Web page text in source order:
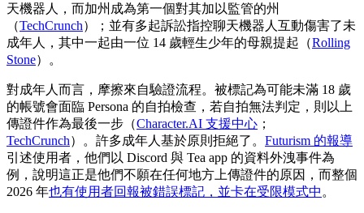
天機器人，而加州成為第一個對其加以監管的州
（TechCrunch）；並有多起訴訟指控聊天機器人互動傷害了未
成年人，其中一起由一位 14 歲輕生少年的母親提起（Rolling
Stone）。
對成年人而言，摩擦來自驗證流程。被標記為可能未滿 18 歲
的帳號會面臨 Persona 的自拍檢查，若自拍無法判定，則以上
傳證件作為最後一步（Character.AI 支援中心 ；
TechCrunch）。許多成年人基於原則拒絕了。 Futurism 的報導
引述使用者，他們以 Discord 與 Tea app 的資料外洩事件為
例，說明這正是他們不願在任何地方上傳證件的原因，而整個
2026 年也有使用者回報被錯誤標記，並卡在受限模式中 。